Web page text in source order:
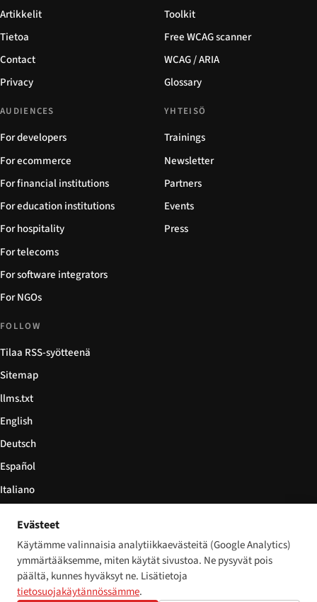
Artikkelit
Tietoa
Contact
Privacy
Toolkit
Free WCAG scanner
WCAG / ARIA
Glossary
AUDIENCES
For developers
For ecommerce
For financial institutions
For education institutions
For hospitality
For telecoms
For software integrators
For NGOs
YHTEISÖ
Trainings
Newsletter
Partners
Events
Press
FOLLOW
Tilaa RSS-syötteenä
Sitemap
llms.txt
English
Deutsch
Español
Italiano
© 2026 Disability World. Kaikki oikeudet pidätetään. Cookie settings
Evästeet
Käytämme valinnaisia analytiikkaevästeitä (Google Analytics)
ymmärtääksemme, miten käytät sivustoa. Ne pysyvät pois
päältä, kunnes hyväksyt ne. Lisätietoja
tietosuojakäytännössämme.